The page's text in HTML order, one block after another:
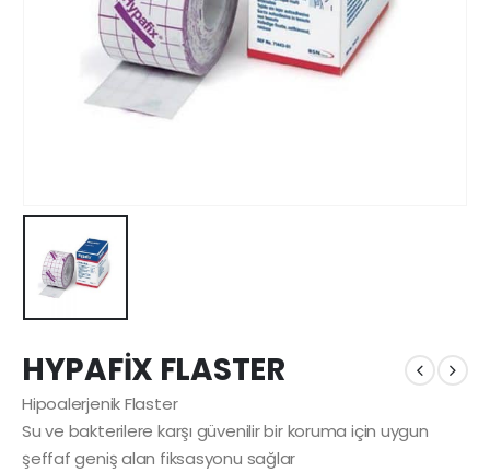
HYPAFİX FLASTER
Hipoalerjenik Flaster
Su ve bakterilere karşı güvenilir bir koruma için uygun
şeffaf geniş alan fiksasyonu sağlar